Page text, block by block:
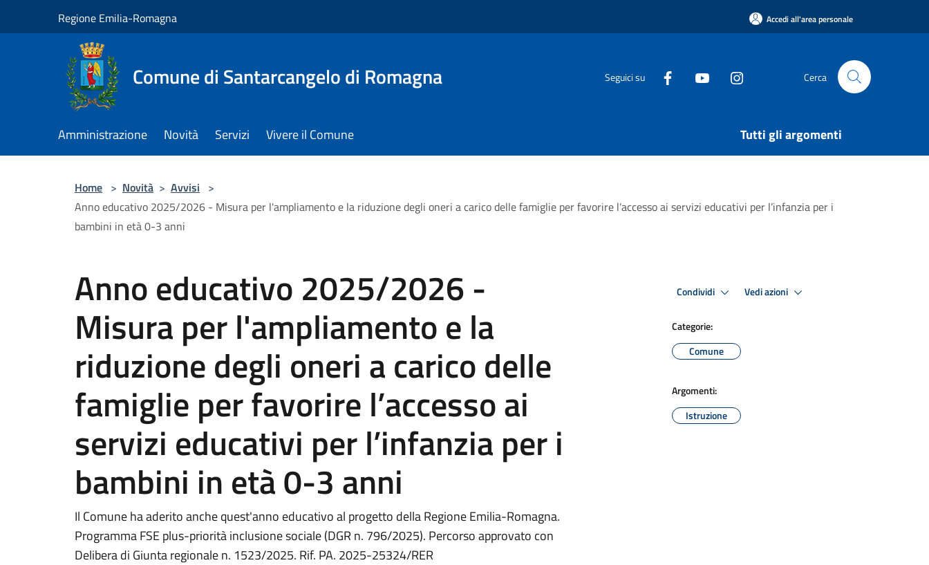
Regione Emilia-Romagna Accedi all'area personale
Comune di Santarcangelo di Romagna Seguici su Cerca
Amministrazione Novità Servizi Vivere il Comune Tutti gli argomenti
Home > Novità > Avvisi >
Anno educativo 2025/2026 - Misura per l'ampliamento e la riduzione degli oneri a carico delle famiglie per favorire l’accesso ai servizi educativi per l’infanzia per i
bambini in età 0-3 anni
Anno educativo 2025/2026 -
Misura per l'ampliamento e la
riduzione degli oneri a carico delle
famiglie per favorire l’accesso ai
servizi educativi per l’infanzia per i
bambini in età 0-3 anni
Il Comune ha aderito anche quest'anno educativo al progetto della Regione Emilia-Romagna.
Programma FSE plus-priorità inclusione sociale (DGR n. 796/2025). Percorso approvato con
Delibera di Giunta regionale n. 1523/2025. Rif. PA. 2025-25324/RER
Condividi Vedi azioni
Categorie:
Comune
Argomenti:
Istruzione